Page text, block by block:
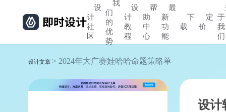
设
计
社
区
我
们
的
优
势
设
计
教
程
帮
助
中
心
最
新
功
能
下
载
定
价
于
我
们
设计文章 > 2024年大广赛娃哈哈命题策略单
设计